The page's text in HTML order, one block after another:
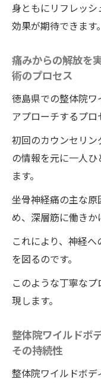
身ともにリフレッ
効果が期待できます。
痛みからの解放を
術のプロセス
徳島県での整体院
アプローチするプロ
初回のカウンセリ
の情報を元に一人
ます。
坐骨神経痛の主な
め、深層筋に働きか
これにより、神経
を図るのです。
このような丁寧な
現します。
整体院ワイルドボ
その持続性
整体院ワイルドボ